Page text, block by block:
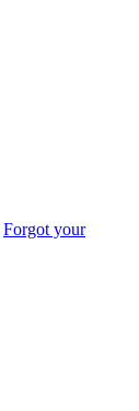
Forgot your